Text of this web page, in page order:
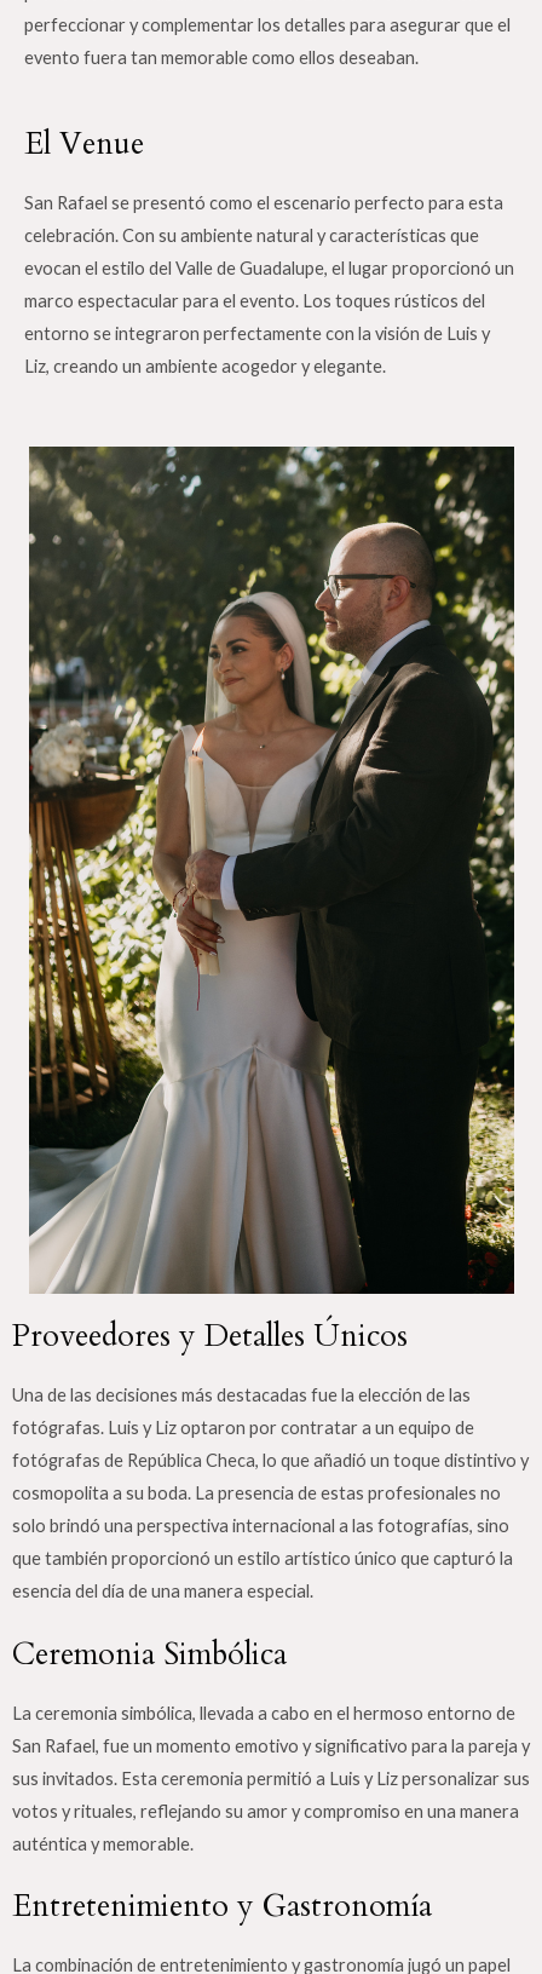
perfeccionar y complementar los detalles para asegurar que el
evento fuera tan memorable como ellos deseaban.
El Venue
San Rafael se presentó como el escenario perfecto para esta
celebración. Con su ambiente natural y características que
evocan el estilo del Valle de Guadalupe, el lugar proporcionó un
marco espectacular para el evento. Los toques rústicos del
entorno se integraron perfectamente con la visión de Luis y
Liz, creando un ambiente acogedor y elegante.
Proveedores y Detalles Únicos
Una de las decisiones más destacadas fue la elección de las
fotógrafas. Luis y Liz optaron por contratar a un equipo de
fotógrafas de República Checa, lo que añadió un toque distintivo y
cosmopolita a su boda. La presencia de estas profesionales no
solo brindó una perspectiva internacional a las fotografías, sino
que también proporcionó un estilo artístico único que capturó la
esencia del día de una manera especial.
Ceremonia Simbólica
La ceremonia simbólica, llevada a cabo en el hermoso entorno de
San Rafael, fue un momento emotivo y significativo para la pareja y
sus invitados. Esta ceremonia permitió a Luis y Liz personalizar sus
votos y rituales, reflejando su amor y compromiso en una manera
auténtica y memorable.
Entretenimiento y Gastronomía
La combinación de entretenimiento y gastronomía jugó un papel